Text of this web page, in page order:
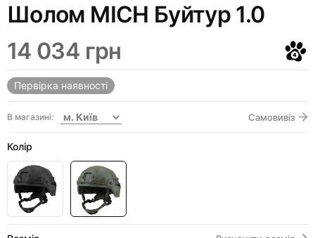
Шолом MICH Буйтур 1.0
14 034 грн
Первірка наявності
В магазині: Самовивіз
Колір